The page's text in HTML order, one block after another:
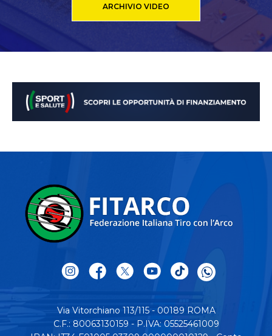
ARCHIVIO VIDEO
Via Vitorchiano 113/115 - 00189 ROMA
C.F.: 80063130159 - P.IVA: 05525461009